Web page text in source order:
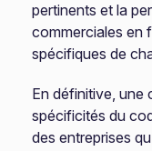
pertinents et la
commerciales en
spécifiques de
En définitive, une
spécificités du
des entreprises